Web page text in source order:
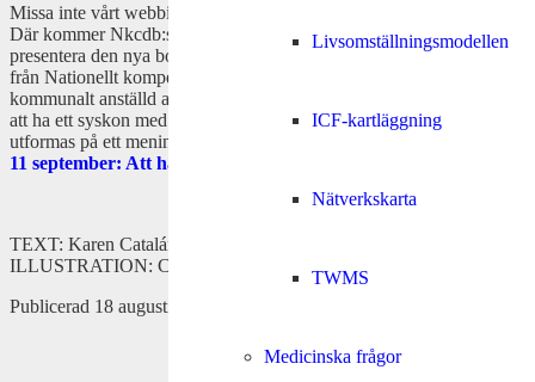
Livsomställningsmodellen
ICF-kartläggning
Nätverkskarta
TWMS
Medicinska frågor
Missa inte vårt webbinarium kring samma tema den 11 september.
Där kommer Nkcdb:s resursgrupp för socialkurativa frågor att
presentera den nya boken, samt tillsammans med en medarbetare
från Nationellt kompetenscentrum för anhöriga, Nka, och en
kommunalt anställd anhörigkonsulent prata mer om hur det kan vara
att ha ett syskon med dövblindhet och hur stöd för syskon kan
utformas på ett meningsfullt sätt. För mer information och anmälan:
11 september: Att ha ett syskon med dövblindhet.
TEXT: Karen Catalán
ILLUSTRATION: Carolin Frick, Lönegård & Co
Publicerad 18 augusti 2025
TILLBAKA